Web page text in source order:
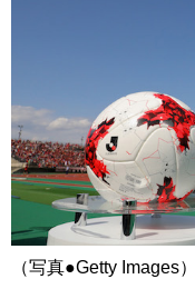
（写真●Getty Images）